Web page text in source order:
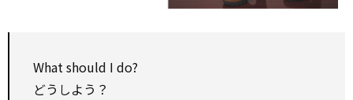
What should I do?
どうしよう？